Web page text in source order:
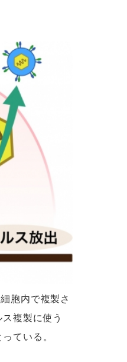
胞内で複製さ
複製に使う
ている。